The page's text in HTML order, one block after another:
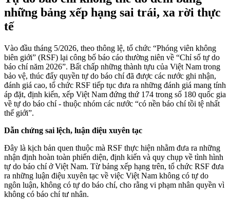
những bảng xếp hạng sai trái, xa rời thực
tế
Vào đầu tháng 5/2026, theo thông lệ, tổ chức “Phóng viên không
biên giới” (RSF) lại công bố báo cáo thường niên về “Chỉ số tự do
báo chí năm 2026”. Bất chấp những thành tựu của Việt Nam trong
bảo vệ, thúc đẩy quyền tự do báo chí đã được các nước ghi nhận,
đánh giá cao, tổ chức RSF tiếp tục đưa ra những đánh giá mang tính
áp đặt, định kiến, xếp Việt Nam đứng thứ 174 trong số 180 quốc gia
về tự do báo chí - thuộc nhóm các nước “có nền báo chí tồi tệ nhất
thế giới”.
Dẫn chứng sai lệch, luận điệu xuyên tạc
Đây là kịch bản quen thuộc mà RSF thực hiện nhằm đưa ra những
nhận định hoàn toàn phiến diện, định kiến và quy chụp về tình hình
tự do báo chí ở Việt Nam. Từ bảng xếp hạng trên, tổ chức RSF đưa
ra những luận điệu xuyên tạc về việc Việt Nam không có tự do
ngôn luận, không có tự do báo chí, cho rằng vi phạm nhân quyền vì
không có báo chí tư nhân.